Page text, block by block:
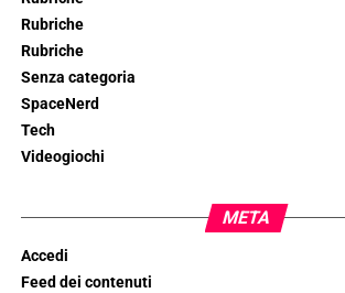
Rubriche
Rubriche
Senza categoria
SpaceNerd
Tech
Videogiochi
META
Accedi
Feed dei contenuti